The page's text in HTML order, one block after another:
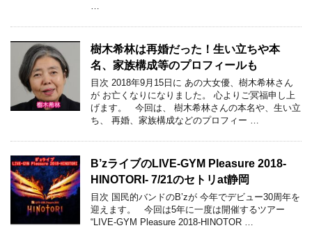
…
樹木希林は再婚だった！生い立ちや本
名、家族構成等のプロフィールも
目次 2018年9月15日に あの大女優、樹木希林さん
が お亡くなりになりました。 心よりご冥福申し上
げます。 今回は、 樹木希林さんの本名や、生い立
ち、 再婚、家族構成などのプロフィー …
B’zライブのLIVE-GYM Pleasure 2018-
HINOTORI- 7/21のセトリat静岡
目次 国民的バンドのB’zが 今年でデビュー30周年を
迎えます。 今回は5年に一度は開催するツアー
“LIVE-GYM Pleasure 2018-HINOTOR …